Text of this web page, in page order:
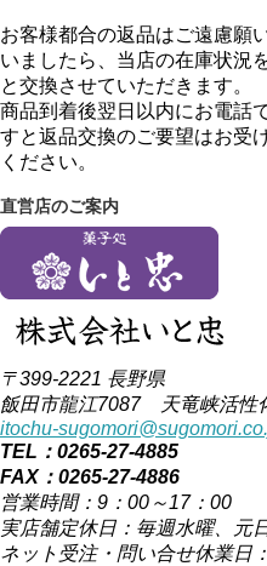
お客様都合の返品はご遠慮願
いましたら、当店の在庫状況
と交換させていただきます。
商品到着後翌日以内にお電話
すと返品交換のご要望はお受
ください。
直営店のご案内
〒399-2221 長野県
飯田市龍江7087 天竜峡活性
itochu-
TEL：0265-27-4885
FAX：0265-27-4886
営業時間：9：00～17：00
実店舗定休日：毎週水曜、元
ネット受注・問い合せ休業日